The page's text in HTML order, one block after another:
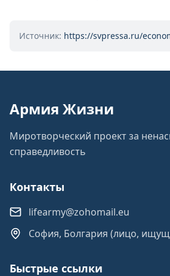
Источник: https://svpressa.ru/
Армия Жизни
Миротворческий проект за
справедливость
Контакты
lifearmy@zohomail.eu
София, Болгария (лицо,
Быстрые ссылки